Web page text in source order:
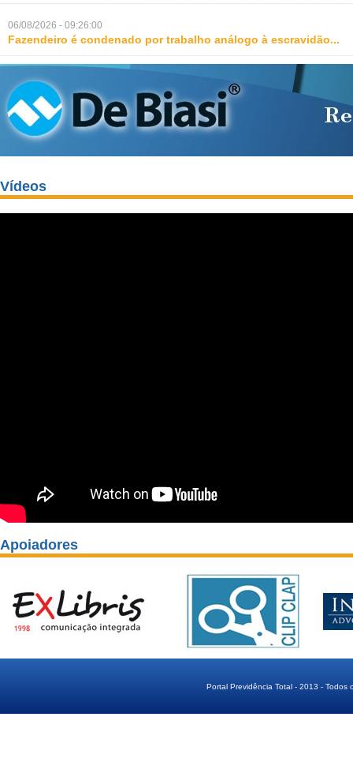
06/08/2026 - 09:26:00
Fazendeiro é condenado por trabalho análogo à escravidão...
Vídeos
Apoiadores
Portal Previdência Total - 2013 - Todos